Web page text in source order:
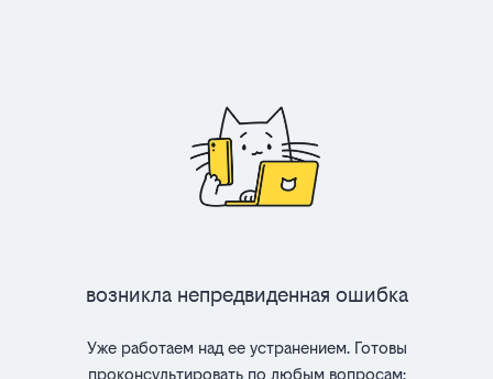
Возникла непредвиденная ошибка
Уже работаем над ее устранением. Готовы
проконсультировать по любым вопросам: